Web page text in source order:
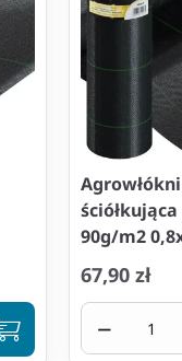
90g/m2
67,90 zł
−